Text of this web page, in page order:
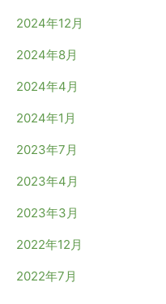
2024年12月
2024年8月
2024年4月
2024年1月
2023年7月
2023年4月
2023年3月
2022年12月
2022年7月